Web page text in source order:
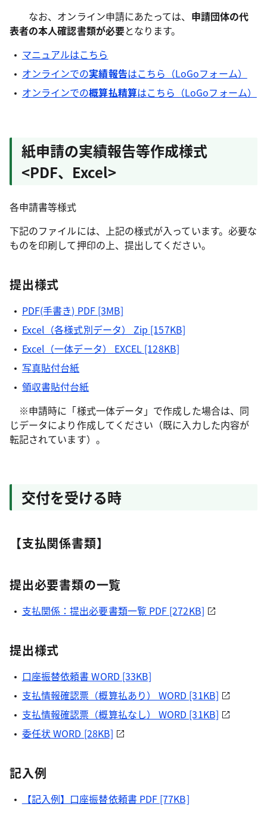
なお、オンライン申請にあたっては、 申請団体の代
表者の本人確認書類が必要となります。
マニュアルはこちら
オンラインでの実績報告はこちら（LoGoフォーム）
オンラインでの概算払精算はこちら（LoGoフォーム）
紙申請の実績報告等作成様式
<PDF、Excel>
各申請書等様式
下記のファイルには、上記の様式が入っています。必要な
ものを印刷して押印の上、提出してください。
提出様式
PDF(手書き) PDF [3MB]
Excel（各様式別データ） Zip [157KB]
Excel（一体データ） EXCEL [128KB]
写真貼付台紙
領収書貼付台紙
※申請時に「様式一体データ」で作成した場合は、同
じデータにより作成してください（既に入力した内容が
転記されています）。
交付を受ける時
【支払関係書類】
提出必要書類の一覧
支払関係：提出必要書類一覧PDF [272KB]
提出様式
口座振替依頼書 WORD [33KB]
支払情報確認票（概算払あり） WORD [31KB]
支払情報確認票（概算払なし） WORD [31KB]
委任状WORD [28KB]
記入例
【記入例】口座振替依頼書 PDF [77KB]